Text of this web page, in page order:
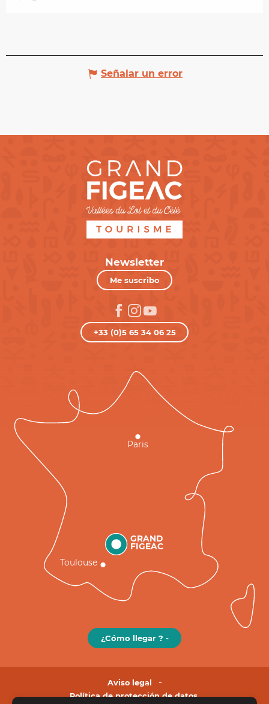
Señalar un error
Newsletter
Me suscribo
+33 (0)5 65 34 06 25
GRAND
FIGEAC
Toulouse
Paris
¿Cómo llegar ? -
Aviso legal
Política de protección de datos.